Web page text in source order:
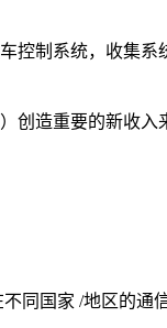
控制系统，收集系
创造重要的新收入
同国家 /地区的通